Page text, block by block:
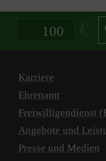
Spendenbetrag in
Karriere
Ehrenamt
Freiwilligendienst
Angebote und
Presse und Medien